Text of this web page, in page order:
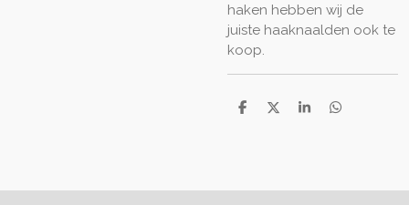
haken hebben wij de
juiste haaknaalden ook te
koop.
D
D
S
D